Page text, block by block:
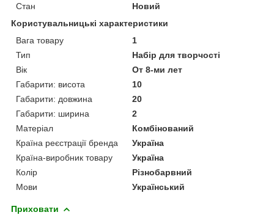
Стан
Новий
Користувальницькі характеристики
Вага товару
1
Тип
Набір для творчості
Вік
От 8-ми лет
Габарити: висота
10
Габарити: довжина
20
Габарити: ширина
2
Матеріал
Комбінований
Країна реєстрації бренда
Україна
Країна-виробник товару
Україна
Колір
Різнобарвний
Мови
Український
Приховати